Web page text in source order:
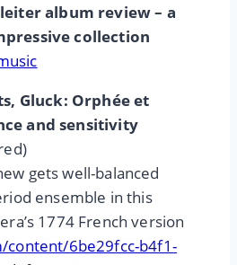
album review – a
collection
Gluck: Orphée et
and sensitivity
gets well-balanced
ensemble in this
1774 French version
6be29fcc-b4f1-